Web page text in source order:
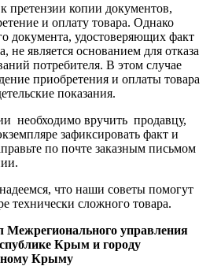
претензии копии документов,
и оплату товара. Однако
документа, удостоверяющих факт
не является основанием для отказа
потребителя. В этом случае
приобретения и оплаты товара
показания.
необходимо вручить продавцу,
зафиксировать факт и
по почте заказным письмом
что наши советы помогут
технически сложного товара.
Межрегионального управления
Крым и городу
Крыму